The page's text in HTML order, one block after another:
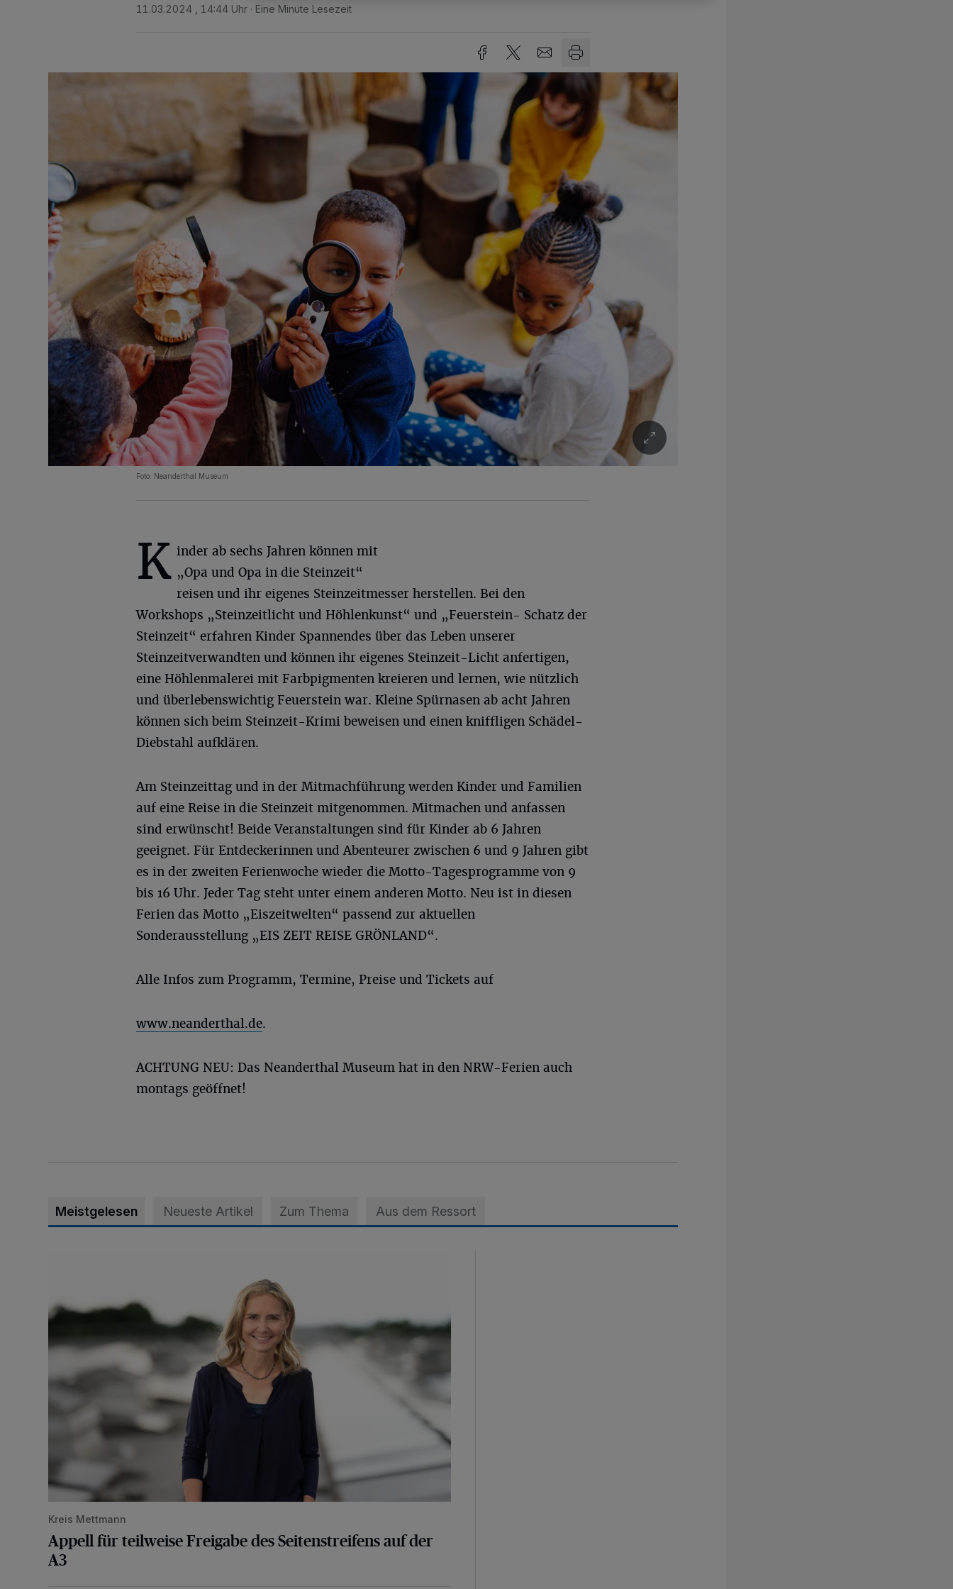
11.03.2024 , 14:44 Uhr Eine Minute Lesezeit
Foto: Neanderthal Museum
K inder ab sechs Jahren können mit
„Opa und Opa in die Steinzeit“
reisen und ihr eigenes Steinzeitmesser herstellen. Bei den
Workshops „Steinzeitlicht und Höhlenkunst“ und „Feuerstein- Schatz der
Steinzeit“ erfahren Kinder Spannendes über das Leben unserer
Steinzeitverwandten und können ihr eigenes Steinzeit-Licht anfertigen,
eine Höhlenmalerei mit Farbpigmenten kreieren und lernen, wie nützlich
und überlebenswichtig Feuerstein war. Kleine Spürnasen ab acht Jahren
können sich beim Steinzeit-Krimi beweisen und einen kniffligen Schädel-
Diebstahl aufklären.
Am Steinzeittag und in der Mitmachführung werden Kinder und Familien
auf eine Reise in die Steinzeit mitgenommen. Mitmachen und anfassen
sind erwünscht! Beide Veranstaltungen sind für Kinder ab 6 Jahren
geeignet. Für Entdeckerinnen und Abenteurer zwischen 6 und 9 Jahren gibt
es in der zweiten Ferienwoche wieder die Motto-Tagesprogramme von 9
bis 16 Uhr. Jeder Tag steht unter einem anderen Motto. Neu ist in diesen
Ferien das Motto „Eiszeitwelten“ passend zur aktuellen
Sonderausstellung „EIS ZEIT REISE GRÖNLAND“.
Alle Infos zum Programm, Termine, Preise und Tickets auf
www.neanderthal.de.
ACHTUNG NEU: Das Neanderthal Museum hat in den NRW-Ferien auch
montags geöffnet!
Meistgelesen Neueste Artikel Zum Thema Aus dem Ressort
Kreis Mettmann
Appell für teilweise Freigabe des Seitenstreifens auf der
A3